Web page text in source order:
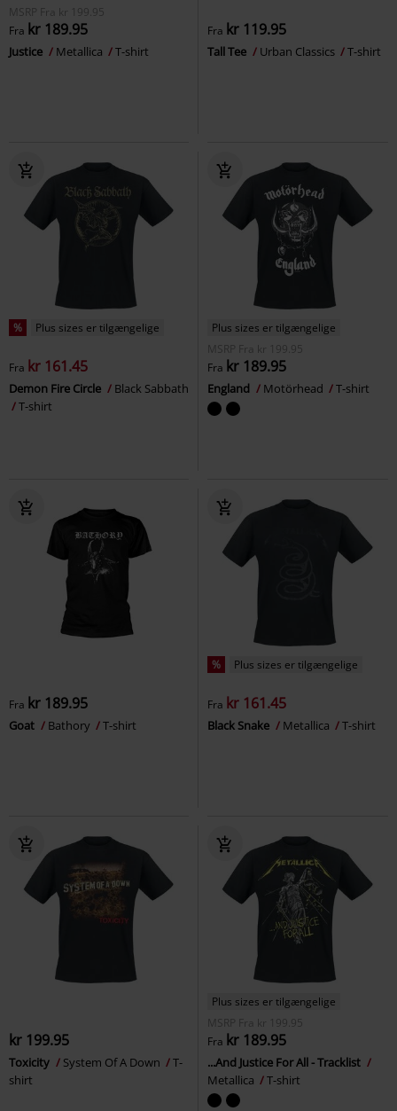
MSRP
Fra kr 199.95
Fra kr 189.95
Justice Metallica T-shirt
Fra kr 119.95
Tall Tee Urban Classics T-shirt
% Plus sizes er tilgængelige
Fra kr 161.45
Demon Fire Circle
Black Sabbath
T-shirt
Plus sizes er tilgængelige
MSRP
Fra kr 199.95
Fra kr 189.95
England Motörhead T-shirt
Fra kr 189.95
Goat Bathory T-shirt
% Plus sizes er tilgængelige
Fra kr 161.45
Black Snake Metallica T-shirt
kr 199.95
Toxicity System Of A Down
T-
shirt
Plus sizes er tilgængelige
MSRP
Fra kr 199.95
Fra kr 189.95
...And Justice For All - Tracklist
Metallica
T-shirt